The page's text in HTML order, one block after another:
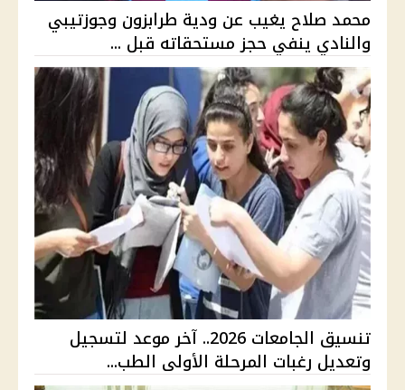
محمد صلاح يغيب عن ودية طرابزون وجوزتيبي
والنادي ينفي حجز مستحقاته قبل ...
تنسيق الجامعات 2026.. آخر موعد لتسجيل
وتعديل رغبات المرحلة الأولى الطب...